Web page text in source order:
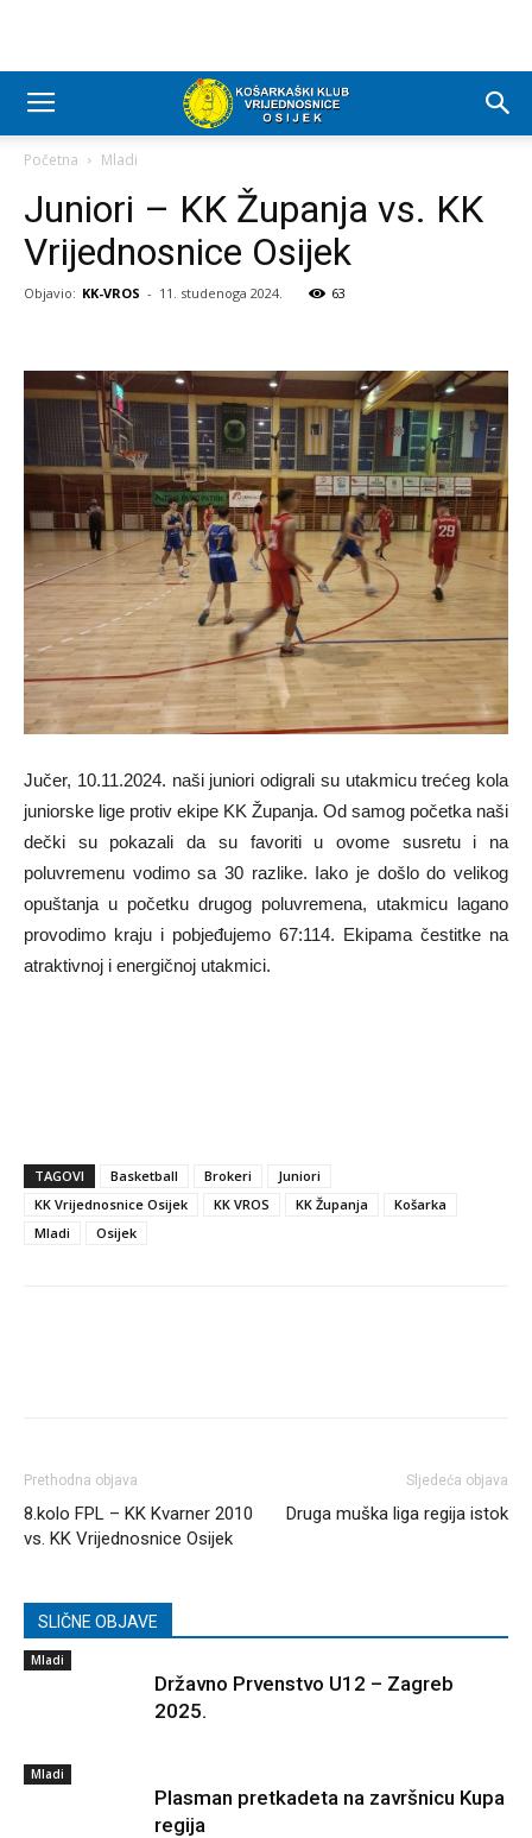
Početna Mladi
Juniori – KK Županja vs. KK
Vrijednosnice Osijek
Objavio: KK-VROS - 11. studenoga 2024. 63
Jučer, 10.11.2024. naši juniori odigrali su utakmicu trećeg kola
juniorske lige protiv ekipe KK Županja. Od samog početka naši
dečki su pokazali da su favoriti u ovome susretu i na
poluvremenu vodimo sa 30 razlike. Iako je došlo do velikog
opuštanja u početku drugog poluvremena, utakmicu lagano
provodimo kraju i pobjeđujemo 67:114. Ekipama čestitke na
atraktivnoj i energičnoj utakmici.
TAGOVI Basketball Brokeri
Juniori
KK Vrijednosnice Osijek
KK VROS KK Županja
Košarka
Mladi
Osijek
Prethodna objava
8.kolo FPL – KK Kvarner 2010
vs. KK Vrijednosnice Osijek
Sljedeća objava
Druga muška liga regija istok
SLIČNE OBJAVE
Mladi
Državno Prvenstvo U12 – Zagreb
2025.
Mladi
Plasman pretkadeta na završnicu Kupa
regija